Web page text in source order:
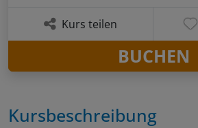
Kursbeschreibung
Kurs teilen
BUCHEN